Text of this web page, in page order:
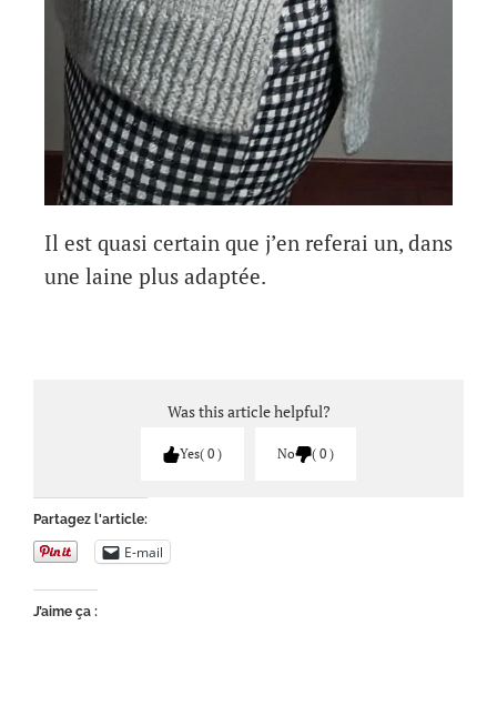
Il est quasi certain que j’en referai un, dans
une laine plus adaptée.
Was this article helpful?
Yes 0 No 0
Partagez l'article:
E-mail
J’aime ça :